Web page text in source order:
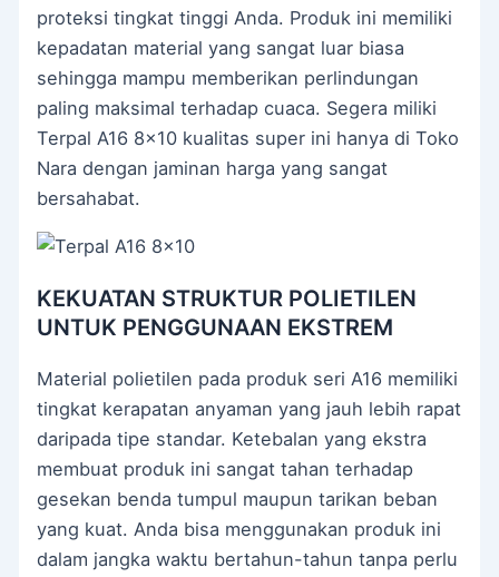
proteksi tingkat tinggi Anda. Produk ini memiliki
kepadatan material yang sangat luar biasa
sehingga mampu memberikan perlindungan
paling maksimal terhadap cuaca. Segera miliki
Terpal A16 8×10 kualitas super ini hanya di Toko
Nara dengan jaminan harga yang sangat
bersahabat.
KEKUATAN STRUKTUR POLIETILEN
UNTUK PENGGUNAAN EKSTREM
Material polietilen pada produk seri A16 memiliki
tingkat kerapatan anyaman yang jauh lebih rapat
daripada tipe standar. Ketebalan yang ekstra
membuat produk ini sangat tahan terhadap
gesekan benda tumpul maupun tarikan beban
yang kuat. Anda bisa menggunakan produk ini
dalam jangka waktu bertahun-tahun tanpa perlu